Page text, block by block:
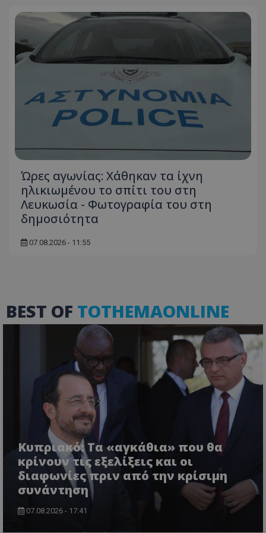
Ώρες αγωνίας: Χάθηκαν τα ίχνη
ηλικιωμένου το σπίτι του στη
Λευκωσία - Φωτογραφία του στη
δημοσιότητα
07.08.2026 - 11:55
BEST OF TOTHEMAONLINE
Κυπριακό: Τα «αγκάθια» που θα
κρίνουν τις εξελίξεις και οι
διαφωνίες πριν από την κρίσιμη
συνάντηση
07.08.2026 - 17:41
χωρίς τα απολύτως απαραίτητα cookies.
/Πεδίο
.lifenewscy.tothemaonline.com
ASP.NET_SessionId
Microsoft Corporation
VISITOR_PRIVACY_METADATA
YouTube
.youtube.com